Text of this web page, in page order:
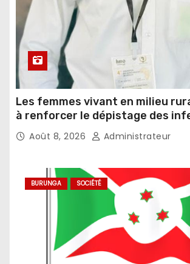
Les femmes vivant en milieu
à renforcer le dépistage des
sexuellement transmissibles
Août 8, 2026 Administrateur
BURUNGA SOCIÉTÉ